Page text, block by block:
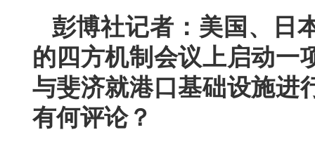
彭博社记者：美国、日
的四方机制会议上启动一
与斐济就港口基础设施进
有何评论？